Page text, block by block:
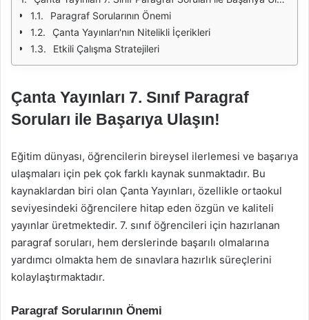
Paragraf Sorularının Önemi
Çanta Yayınları'nın Nitelikli İçerikleri
Etkili Çalışma Stratejileri
Çanta Yayınları 7. Sınıf Paragraf
Soruları ile Başarıya Ulaşın!
Eğitim dünyası, öğrencilerin bireysel ilerlemesi ve başarıya
ulaşmaları için pek çok farklı kaynak sunmaktadır. Bu
kaynaklardan biri olan Çanta Yayınları, özellikle ortaokul
seviyesindeki öğrencilere hitap eden özgün ve kaliteli
yayınlar üretmektedir. 7. sınıf öğrencileri için hazırlanan
paragraf soruları, hem derslerinde başarılı olmalarına
yardımcı olmakta hem de sınavlara hazırlık süreçlerini
kolaylaştırmaktadır.
Paragraf Sorularının Önemi